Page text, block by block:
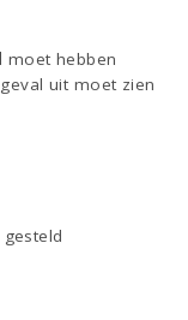
moet hebben
uit moet zien